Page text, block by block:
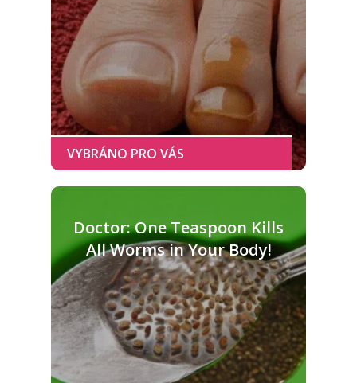
Doctor: One Teaspoon Kills
All Worms in Your Body!